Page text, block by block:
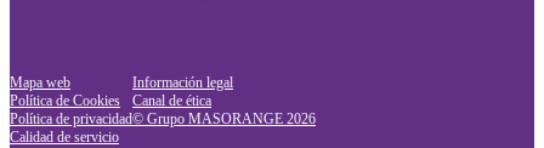
Mapa web
Política de Cookies
Política de privacidad
Calidad de servicio
Información legal
Canal de ética
© Grupo MASORANGE 2026